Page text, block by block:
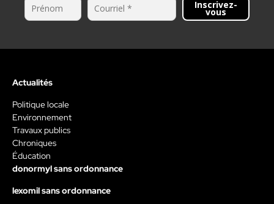
Inscrivez-
vous
Actualités
Politique locale
Environnement
Travaux publics
Chroniques
Éducation
donormyl sans ordonnance
lexomil sans ordonnance